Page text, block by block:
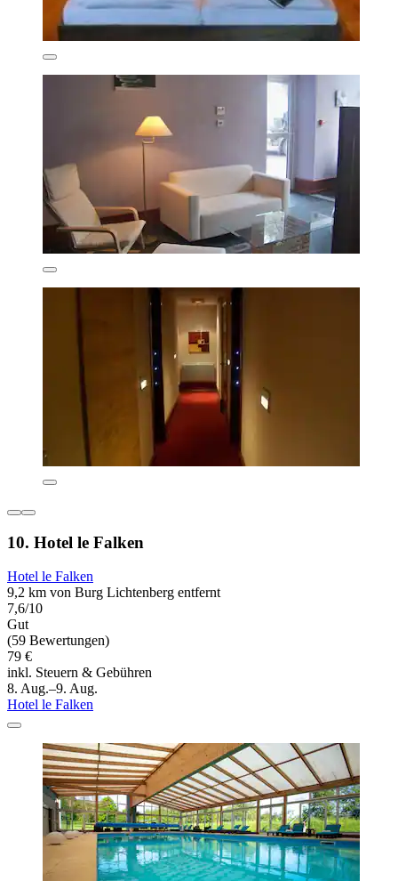
10. Hotel le Falken
Hotel le Falken
9,2 km von Burg Lichtenberg entfernt
7,6/10
Gut
(59 Bewertungen)
79 €
inkl. Steuern & Gebühren
8. Aug.–9. Aug.
Hotel le Falken